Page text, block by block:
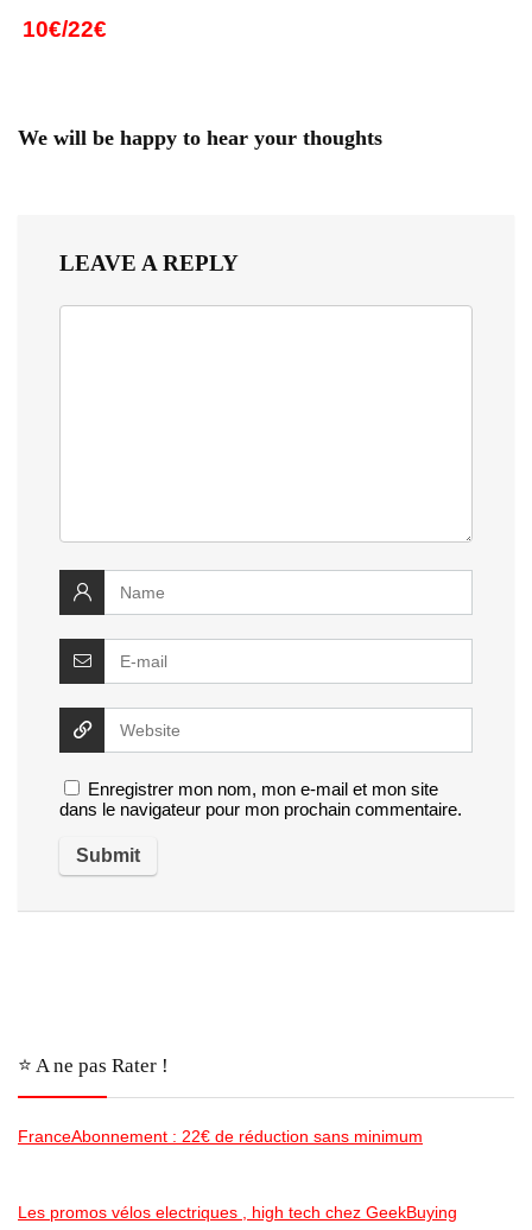
10€/22€
We will be happy to hear your thoughts
LEAVE A REPLY
Enregistrer mon nom, mon e-mail et mon site
dans le navigateur pour mon prochain commentaire.
⭐️ A ne pas Rater !
FranceAbonnement : 22€ de réduction sans minimum
Les promos vélos electriques , high tech chez GeekBuying